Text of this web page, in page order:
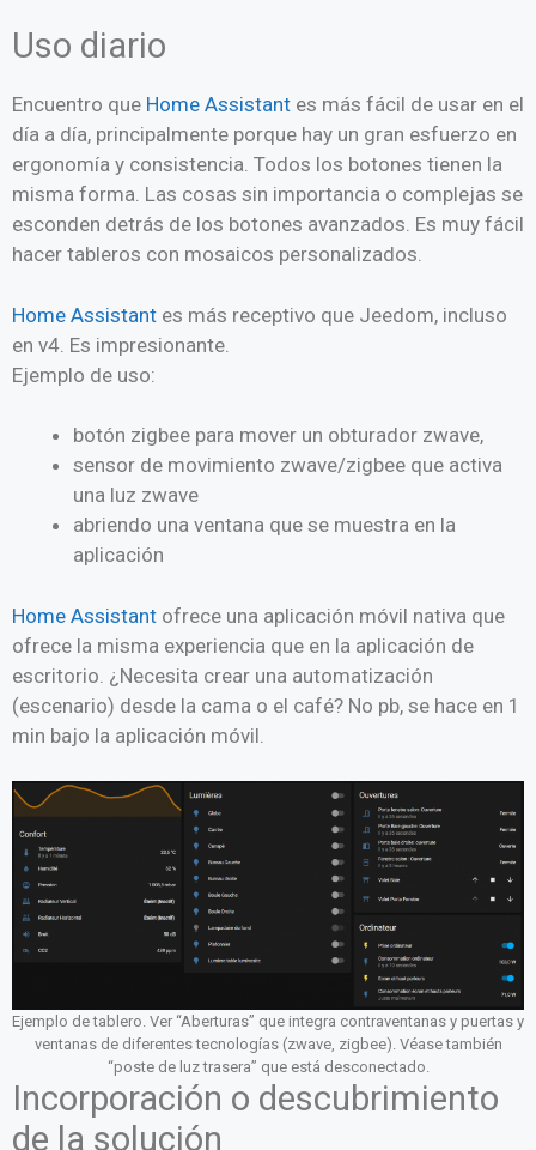
Uso diario
Encuentro que Home Assistant es más fácil de usar en el
día a día, principalmente porque hay un gran esfuerzo en
ergonomía y consistencia. Todos los botones tienen la
misma forma. Las cosas sin importancia o complejas se
esconden detrás de los botones avanzados. Es muy fácil
hacer tableros con mosaicos personalizados.
Home Assistant es más receptivo que Jeedom, incluso
en v4. Es impresionante.
Ejemplo de uso:
botón zigbee para mover un obturador zwave,
sensor de movimiento zwave/zigbee que activa
una luz zwave
abriendo una ventana que se muestra en la
aplicación
Home Assistant ofrece una aplicación móvil nativa que
ofrece la misma experiencia que en la aplicación de
escritorio. ¿Necesita crear una automatización
(escenario) desde la cama o el café? No pb, se hace en 1
min bajo la aplicación móvil.
Ejemplo de tablero. Ver “Aberturas” que integra contraventanas y puertas y
ventanas de diferentes tecnologías (zwave, zigbee). Véase también
“poste de luz trasera” que está desconectado.
Incorporación o descubrimiento
de la solución